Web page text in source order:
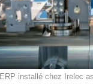
installé chez Irelec